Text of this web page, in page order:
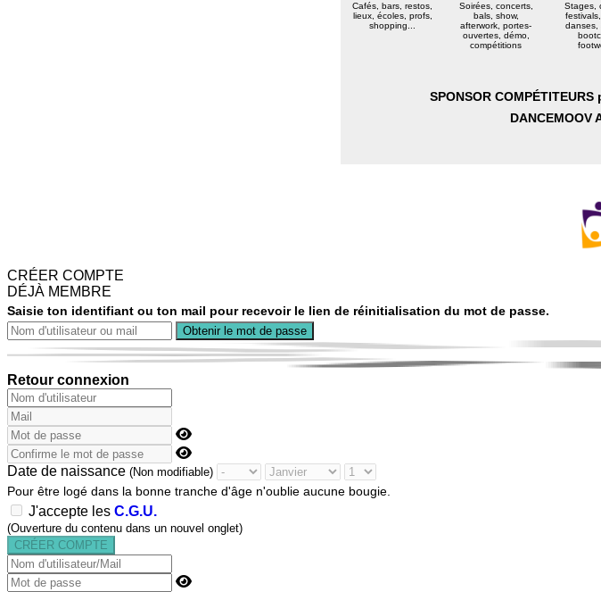
Cafés, bars, restos,
lieux, écoles, profs,
shopping...
Soirées, concerts,
bals, show,
afterwork, portes-
ouvertes, démo,
compétitions
Stages,
danses,
SPONSOR
DANCEMOOV
CRÉER COMPTE
DÉJÀ MEMBRE
Saisie ton identifiant ou ton mail pour recevoir le lien de réinitialisation du mot de passe.
Retour connexion
Date de naissance (Non modifiable)
Pour être logé dans la bonne tranche d'âge n'oublie aucune bougie.
J'accepte les C.G.U.
(Ouverture du contenu dans un nouvel onglet)